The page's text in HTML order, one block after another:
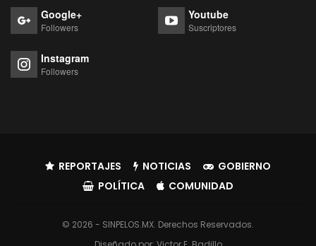
Google+
Followers
Youtube
Suscriptores
Instagram
Followers
REPORTAJES NOTICIAS
GOBIERNO
POLÍTICA
COMUNIDAD
© 2026 - SINPELOS.MX. Derechos Reservados.